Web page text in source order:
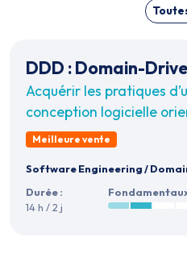
DDD : Domain-
Acquérir les pratiques
conception logicielle
Meilleure vente
Software Engineering/
Durée :
14 h / 2 j